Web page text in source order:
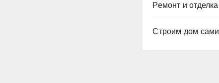
Ремонт и отделка
Строим дом сами